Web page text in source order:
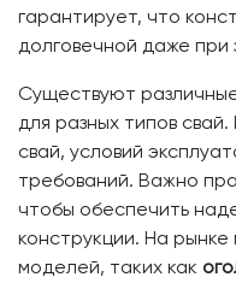
гарантирует, что
долговечной даже при
Существуют
для разных типов
свай, условий
требований. Важно
чтобы обеспечить
конструкции. На
моделей, таких как